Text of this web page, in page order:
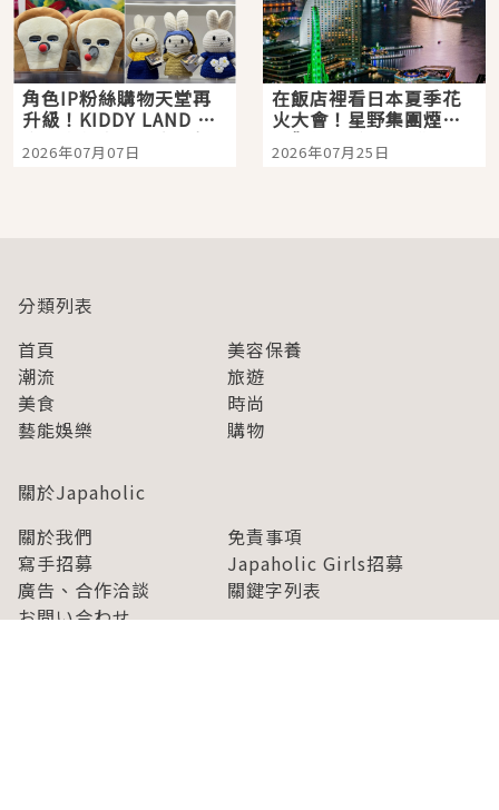
角色IP粉絲購物天堂再
升級！KIDDY LAND 原
宿店吉伊卡哇迎客，新
開幕 OMOKADO 店3分
2026年07月07日
在飯店裡看日本夏季花
火大會！星野集團煙火
景觀飯店6選，讓你不用
人擠人悠閒欣賞
2026年07月25日
分類列表
首頁
美容保養
潮流
旅遊
美食
時尚
藝能娛樂
購物
關於Japaholic
關於我們
免責事項
寫手招募
Japaholic Girls招募
廣告、合作洽談
關鍵字列表
お問い合わせ